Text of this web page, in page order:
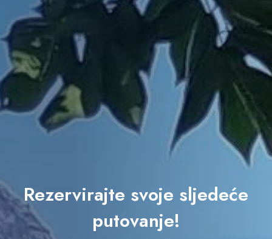
Rezervirajte svoje sljedeće
putovanje!